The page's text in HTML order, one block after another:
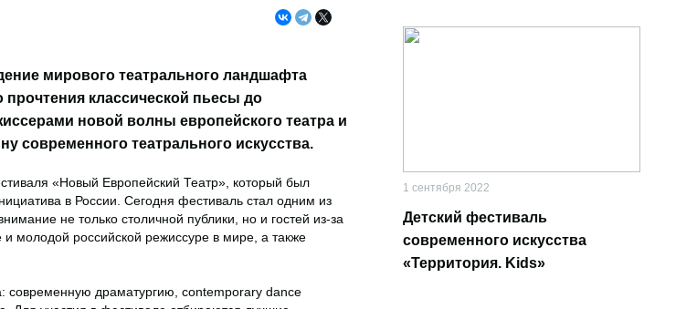
мирового театрального ландшафта
классической пьесы до
новой волны европейского театра и
современного театрального искусства.
«Новый Европейский Театр», который был
в России. Сегодня фестиваль стал одним из
не только столичной публики, но и гостей из-за
молодой российской режиссуре в мире, а также
современную драматургию, contemporary dance
1 сентября 2022
Детский фестиваль
современного искусства
«Территория. Kids»